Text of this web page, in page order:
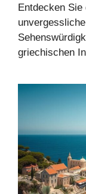
Entdecken
griechischen